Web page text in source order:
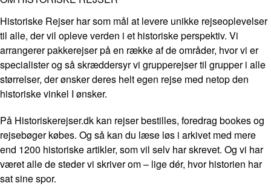
Historiske Rejser har som mål at levere unikke rejseoplevelser
til alle, der vil opleve verden i et historiske perspektiv. Vi
arrangerer pakkerejser på en række af de områder, hvor vi er
specialister og så skræddersyr vi grupperejser til grupper i alle
størrelser, der ønsker deres helt egen rejse med netop den
historiske vinkel I ønsker.
På Historiskerejser.dk kan rejser bestilles, foredrag bookes og
rejsebøger købes. Og så kan du læse løs i arkivet med mere
end 1200 historiske artikler, som vil selv har skrevet. Og vi har
været alle de steder vi skriver om – lige dér, hvor historien har
sat sine spor.